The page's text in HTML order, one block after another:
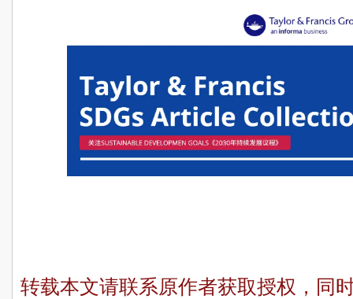
转载本文请联系原作者获取授权，同